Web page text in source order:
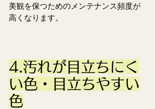
美観を保つためのメンテナンス頻度が
高くなります。
4.汚れが目立ちにく
い色・目立ちやすい
色